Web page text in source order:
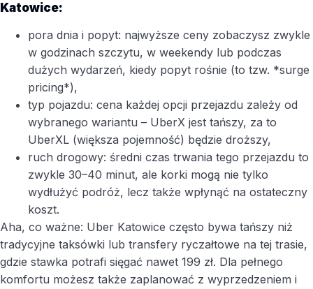
Katowice:
pora dnia i popyt: najwyższe ceny zobaczysz zwykle
w godzinach szczytu, w weekendy lub podczas
dużych wydarzeń, kiedy popyt rośnie (to tzw. *surge
pricing*),
typ pojazdu: cena każdej opcji przejazdu zależy od
wybranego wariantu – UberX jest tańszy, za to
UberXL (większa pojemność) będzie droższy,
ruch drogowy: średni czas trwania tego przejazdu to
zwykle 30–40 minut, ale korki mogą nie tylko
wydłużyć podróż, lecz także wpłynąć na ostateczny
koszt.
Aha, co ważne: Uber Katowice często bywa tańszy niż
tradycyjne taksówki lub transfery ryczałtowe na tej trasie,
gdzie stawka potrafi sięgać nawet 199 zł. Dla pełnego
komfortu możesz także zaplanować z wyprzedzeniem i